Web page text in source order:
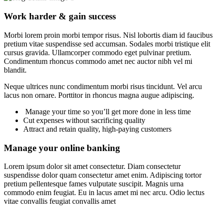
Work harder & gain success
Morbi lorem proin morbi tempor risus. Nisl lobortis diam id faucibus
pretium vitae suspendisse sed accumsan. Sodales morbi tristique elit
cursus gravida. Ullamcorper commodo eget pulvinar pretium.
Condimentum rhoncus commodo amet nec auctor nibh vel mi
blandit.
Neque ultrices nunc condimentum morbi risus tincidunt. Vel arcu
lacus non ornare. Porttitor in rhoncus magna augue adipiscing.
Manage your time so you’ll get more done in less time
Cut expenses without sacrificing quality
Attract and retain quality, high-paying customers
Manage your online banking
Lorem ipsum dolor sit amet consectetur. Diam consectetur
suspendisse dolor quam consectetur amet enim. Adipiscing tortor
pretium pellentesque fames vulputate suscipit. Magnis urna
commodo enim feugiat. Eu in lacus amet mi nec arcu. Odio lectus
vitae convallis feugiat convallis amet